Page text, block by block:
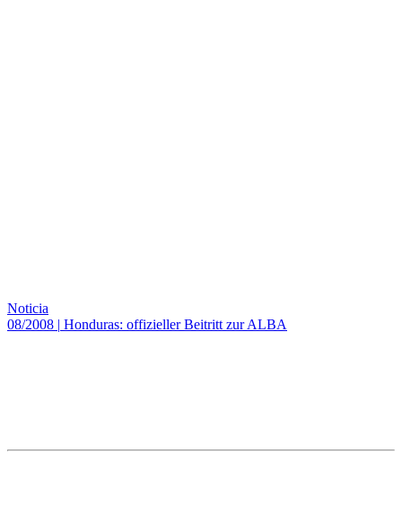
Noticia
08/2008 | Honduras: offizieller Beitritt zur ALBA